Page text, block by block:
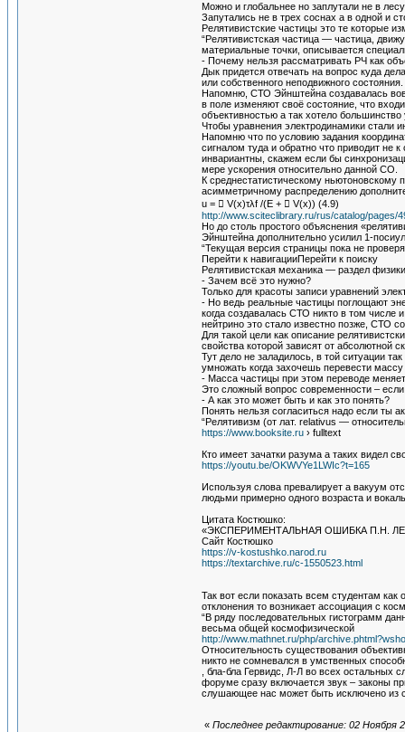
Можно и глобальнее но заплутали не в
Запутались не в трех соснах а в одной и
Релятивистские частицы это те которые
“Релятивистская частица — частица,
материальные точки, описывается
- Почему нельзя рассматривать РЧ как
Дык придется отвечать на вопрос куда
или собственного неподвижного состояния.
Напомню, СТО Эйнштейна создавалась
в поле изменяют своё состояние, что
объективностью а так хотело
Чтобы уравнения электродинамики стали
Напомню что по условию задания
сигналом туда и обратно что приводит не
инвариантны, скажем если бы
мере ускорения относительно данной СО.
К среднестатистическому
асимметричному распределению
u =  V(x)τλf /(E +  V(x)) (4.9)
http://www.sciteclibrary.ru/rus/catalog/pages/
Но до столь простого объяснения
Эйнштейна дополнительно усилил 1-
“Текущая версия страницы пока не
Перейти к навигацииПерейти к поиску
Релятивистская механика — раздел
- Зачем всё это нужно?
Только для красоты записи уравнений
- Но ведь реальные частицы поглощают
когда создавалась СТО никто в том числе
нейтрино это стало известно позже, СТО
Для такой цели как описание
свойства которой зависят от абсолютной
Тут дело не заладилось, в той ситуации
умножать когда захочешь перевести
- Масса частицы при этом переводе
Это сложный вопрос современности –
- А как это может быть и как это понять?
Понять нельзя согласиться надо если ты
“Релятивизм (от лат. relativus —
https://www.booksite.ru › fulltext
Кто имеет зачатки разума а таких видел
https://youtu.be/OKWVYe1LWIc?t=165
Используя слова превалирует а вакуум
людьми примерно одного возраста и
Цитата Костюшко:
«ЭКСПЕРИМЕНТАЛЬНАЯ ОШИБКА П.Н.
Сайт Костюшко
https://v-kostushko.narod.ru
https://textarchive.ru/c-1550523.html
Так вот если показать всем студентам
отклонения то возникает ассоциация с
“В ряду последовательных гистограмм
весьма общей космофизической
http://www.mathnet.ru/php/
Относительность существования
никто не сомневался в умственных
, бла-бла Гервидс, Л-Л во всех
форуме сразу включается звук – законы
слушающее нас может быть исключено из
« Последнее редактирование: 02 Ноября